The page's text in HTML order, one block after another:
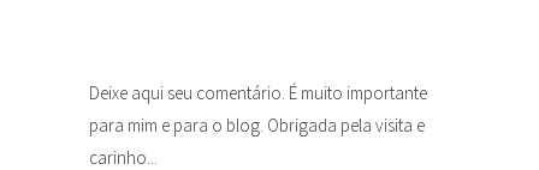
Deixe aqui seu comentário. É muito importante
para mim e para o blog. Obrigada pela visita e
carinho...